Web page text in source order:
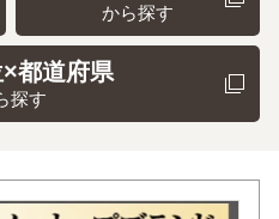
から探す
都道府県
探す